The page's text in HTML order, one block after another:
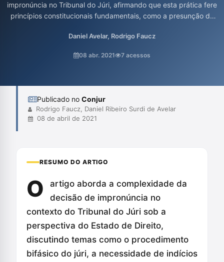
impronúncia no Tribunal do Júri, afirmando que esta prática fere
princípios constitucionais fundamentais, como a presunção de
quando a acusação não apresenta provas suficientes, a única
impronúncia, que gera um estado de indefinição e desprotege o
Daniel Avelar, Rodrigo Faucz
08 abr. 2021 7 acessos
Publicado no Conjur
Rodrigo Faucz, Daniel Ribeiro Surdi de Avelar
08 de abril de 2021
RESUMO DO ARTIGO
O
artigo aborda a complexidade da
decisão de impronúncia no
contexto do Tribunal do Júri sob a
perspectiva do Estado de Direito,
discutindo temas como o procedimento
bifásico do júri, a necessidade de indícios